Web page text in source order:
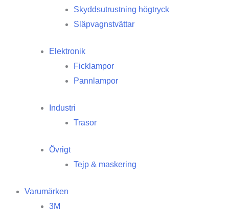
Skyddsutrustning högtryck
Släpvagnstvättar
Elektronik
Ficklampor
Pannlampor
Industri
Trasor
Övrigt
Tejp & maskering
Varumärken
3M